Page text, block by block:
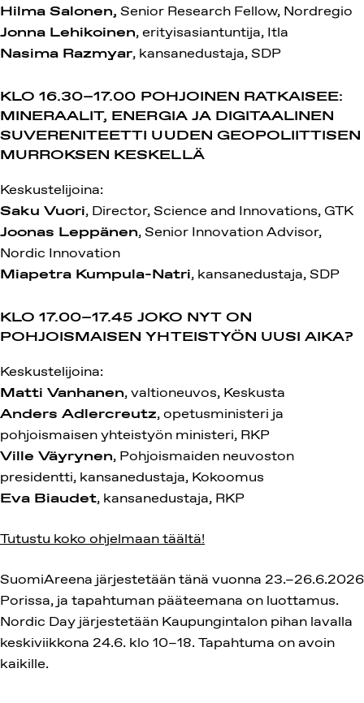
Hilma Salonen, Senior Research Fellow, Nordregio
Jonna Lehikoinen, erityisasiantuntija, Itla
Nasima Razmyar, kansanedustaja, SDP
KLO 16.30–17.00 POHJOINEN RATKAISEE:
MINERAALIT, ENERGIA JA DIGITAALINEN
SUVERENITEETTI UUDEN GEOPOLIITTISEN
MURROKSEN KESKELLÄ
Keskustelijoina:
Saku Vuori, Director, Science and Innovations, GTK
Joonas Leppänen, Senior Innovation Advisor,
Nordic Innovation
Miapetra Kumpula-Natri, kansanedustaja, SDP
KLO 17.00–17.45 JOKO NYT ON
POHJOISMAISEN YHTEISTYÖN UUSI AIKA?
Keskustelijoina:
Matti Vanhanen, valtioneuvos, Keskusta
Anders Adlercreutz, opetusministeri ja
pohjoismaisen yhteistyön ministeri, RKP
Ville Väyrynen, Pohjoismaiden neuvoston
presidentti, kansanedustaja, Kokoomus
Eva Biaudet, kansanedustaja, RKP
Tutustu koko ohjelmaan täältä!
SuomiAreena järjestetään tänä vuonna 23.–26.6.2026
Porissa, ja tapahtuman pääteemana on luottamus.
Nordic Day järjestetään Kaupungintalon pihan lavalla
keskiviikkona 24.6. klo 10–18. Tapahtuma on avoin
kaikille.